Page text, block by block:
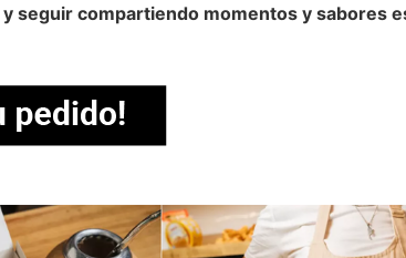
seguir compartiendo momentos y sabores